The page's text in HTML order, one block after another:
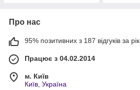
Про нас
95% позитивних з 187 відгуків за рік
Працює з 04.02.2014
м. Київ
Київ, Україна